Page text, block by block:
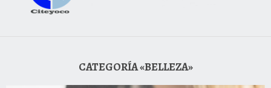
CATEGORÍA «BELLEZA»